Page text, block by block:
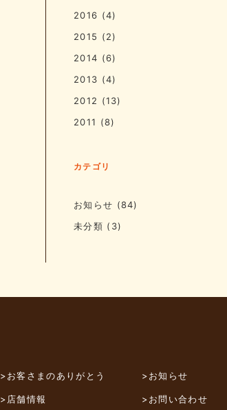
2016 (4)
2015 (2)
2014 (6)
2013 (4)
2012 (13)
2011 (8)
カテゴリ
お知らせ (84)
未分類 (3)
>お客さまのありがとう
>店舗情報
>お知らせ
>お問い合わせ